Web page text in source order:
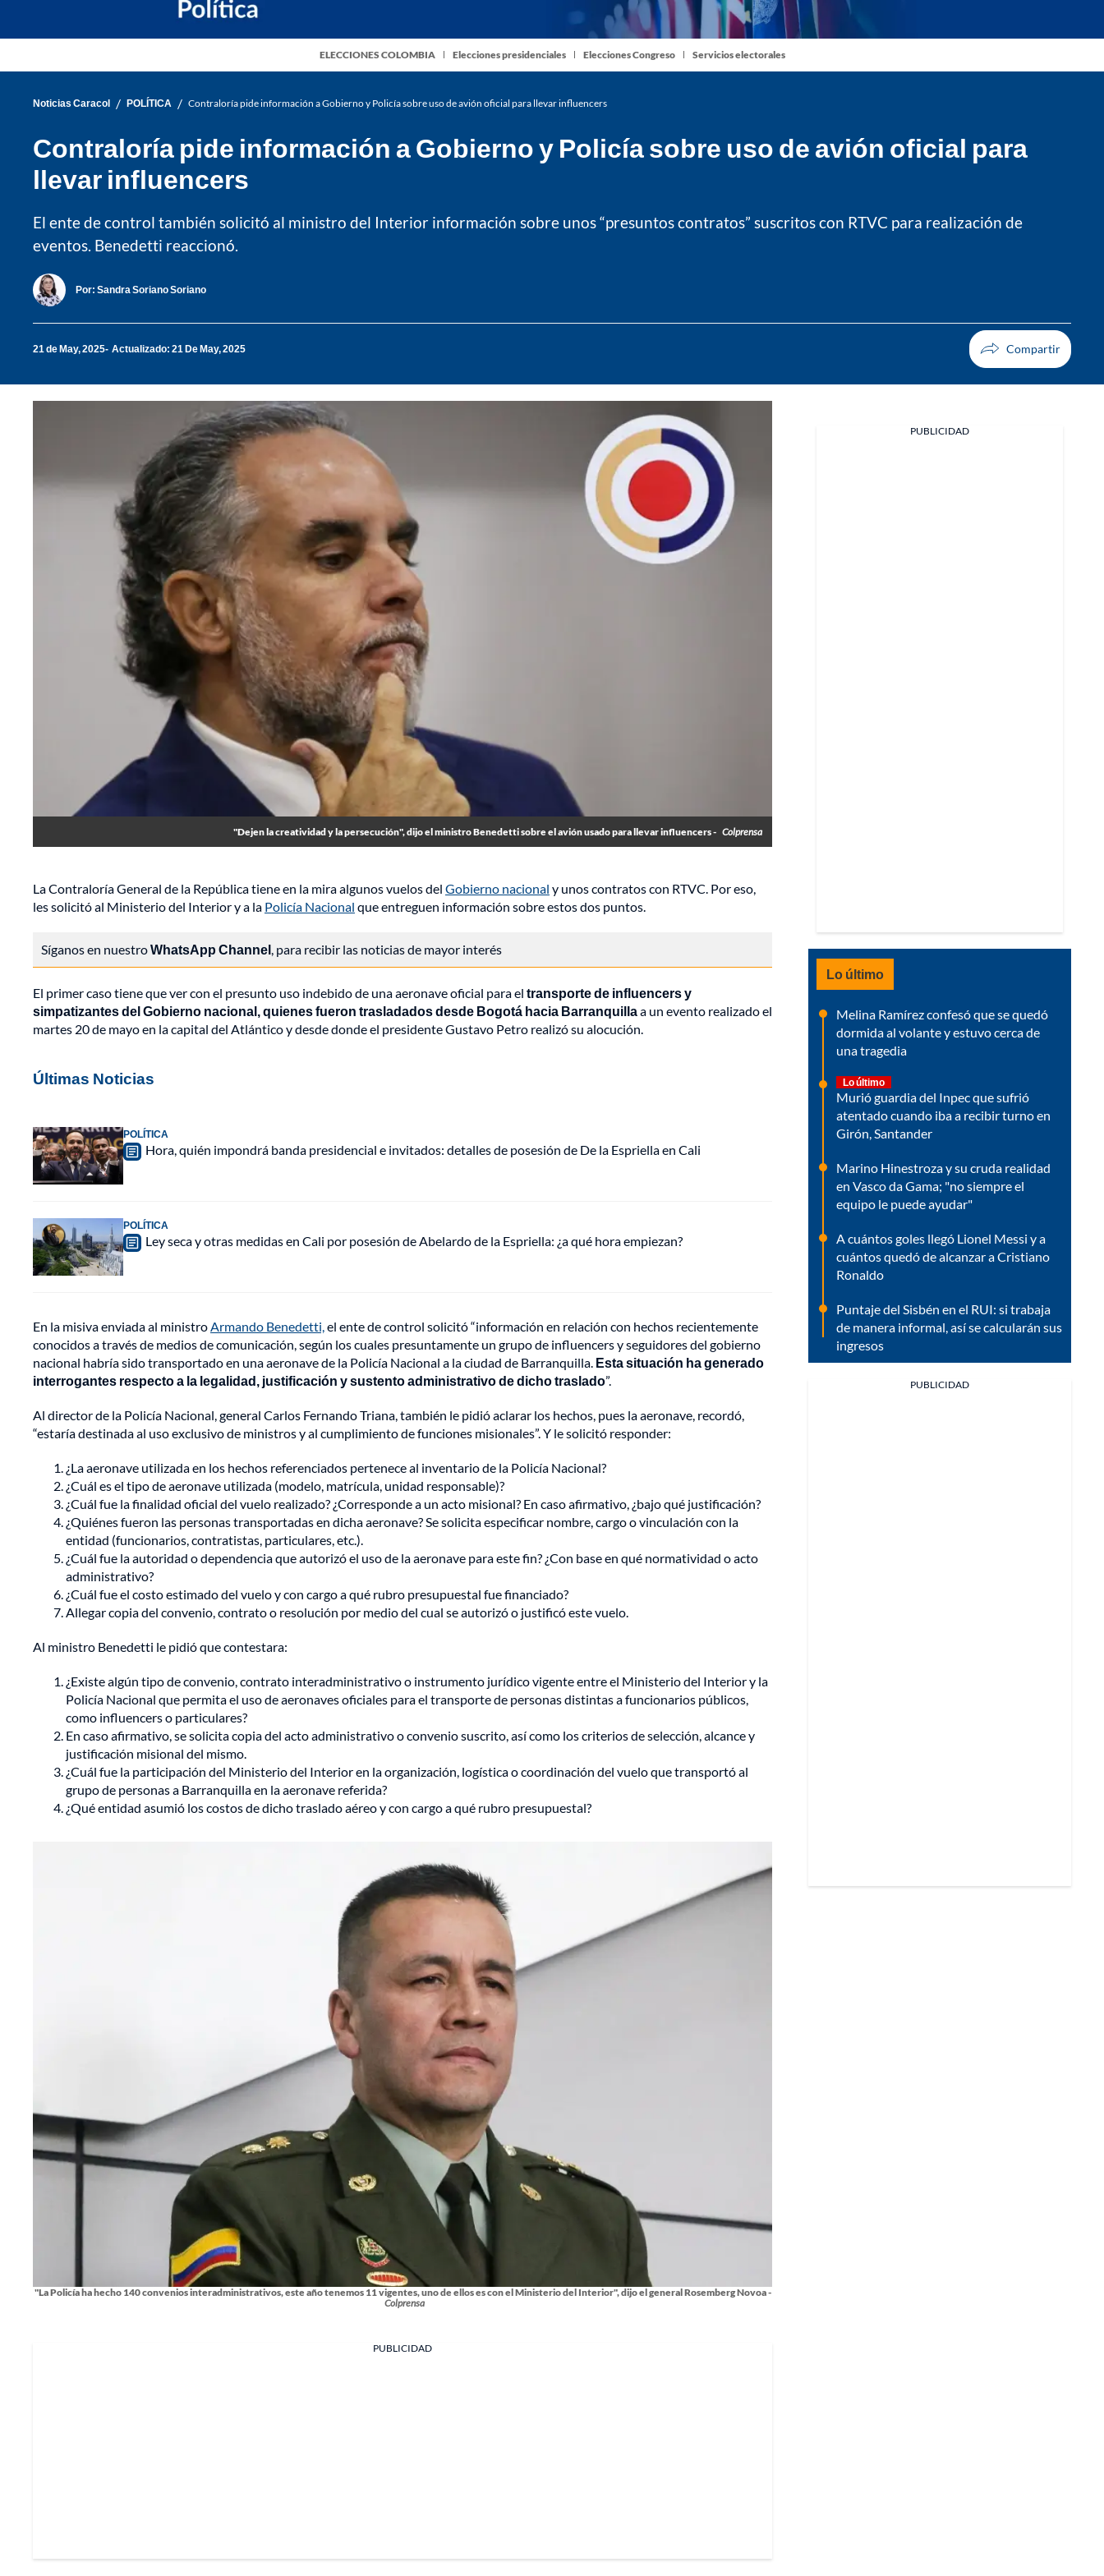
ELECCIONES COLOMBIA Elecciones presidenciales Elecciones Congreso Servicios electorales
Noticias Caracol / POLÍTICA / Contraloría pide información a Gobierno y Policía sobre uso de avión oficial para llevar influencers
Contraloría pide información a Gobierno y Policía sobre uso de avión oficial para
llevar influencers
El ente de control también solicitó al ministro del Interior información sobre unos “presuntos contratos” suscritos con RTVC para realización de
eventos. Benedetti reaccionó.
Por: Sandra Soriano Soriano
21 de May, 2025 Actualizado: 21 De May, 2025
"Dejen la creatividad y la persecución", dijo el ministro Benedetti sobre el avión usado para llevar influencers - Colprensa
La Contraloría General de la República tiene en la mira algunos vuelos del Gobierno nacional y unos contratos con RTVC. Por eso,
les solicitó al Ministerio del Interior y a la Policía Nacional que entreguen información sobre estos dos puntos.
Síganos en nuestroWhatsApp Channel, para recibir las noticias de mayor interés
El primer caso tiene que ver con el presunto uso indebido de una aeronave oficial para el transporte de influencers y
simpatizantes del Gobierno nacional, quienes fueron trasladados desde Bogotá hacia Barranquillaa un evento realizado el
martes 20 de mayo en la capital del Atlántico y desde donde el presidente Gustavo Petro realizó su alocución.
Últimas Noticias
POLÍTICA
Hora, quién impondrá banda presidencial e invitados: detalles de posesión de De la Espriella en Cali
POLÍTICA
Ley seca y otras medidas en Cali por posesión de Abelardo de la Espriella: ¿a qué hora empiezan?
En la misiva enviada al ministroArmando Benedetti,el ente de control solicitó “información en relación con hechos recientemente
conocidos a través de medios de comunicación, según los cuales presuntamente un grupo de influencers y seguidores del gobierno
nacional habría sido transportado en una aeronave de la Policía Nacional a la ciudad de Barranquilla. Esta situación ha generado
interrogantes respecto a la legalidad, justificación y sustento administrativo de dicho traslado”.
Al director de la Policía Nacional, general Carlos Fernando Triana, también le pidió aclarar los hechos, pues la aeronave, recordó,
“estaría destinada al uso exclusivo de ministros y al cumplimiento de funciones misionales”. Y le solicitó responder:
¿La aeronave utilizada en los hechos referenciados pertenece al inventario de la Policía Nacional?
¿Cuál es el tipo de aeronave utilizada (modelo, matrícula, unidad responsable)?
¿Cuál fue la finalidad oficial del vuelo realizado? ¿Corresponde a un acto misional? En caso afirmativo, ¿bajo qué justificación?
¿Quiénes fueron las personas transportadas en dicha aeronave? Se solicita especificar nombre, cargo o vinculación con la
entidad (funcionarios, contratistas, particulares, etc.).
¿Cuál fue la autoridad o dependencia que autorizó el uso de la aeronave para este fin? ¿Con base en qué normatividad o acto
administrativo?
¿Cuál fue el costo estimado del vuelo y con cargo a qué rubro presupuestal fue financiado?
Allegar copia del convenio, contrato o resolución por medio del cual se autorizó o justificó este vuelo.
Al ministro Benedetti le pidió que contestara:
¿Existe algún tipo de convenio, contrato interadministrativo o instrumento jurídico vigente entre el Ministerio del Interior y la
Policía Nacional que permita el uso de aeronaves oficiales para el transporte de personas distintas a funcionarios públicos,
como influencers o particulares?
En caso afirmativo, se solicita copia del acto administrativo o convenio suscrito, así como los criterios de selección, alcance y
justificación misional del mismo.
¿Cuál fue la participación del Ministerio del Interior en la organización, logística o coordinación del vuelo que transportó al
grupo de personas a Barranquilla en la aeronave referida?
¿Qué entidad asumió los costos de dicho traslado aéreo y con cargo a qué rubro presupuestal?
"La Policía ha hecho 140 convenios interadministrativos, este año tenemos 11 vigentes, uno de ellos es con el Ministerio del Interior", dijo el general Rosemberg Novoa -
Colprensa
PUBLICIDAD
PUBLICIDAD
Lo último
Melina Ramírez confesó que se quedó
dormida al volante y estuvo cerca de
una tragedia
Lo último
Murió guardia del Inpec que sufrió
atentado cuando iba a recibir turno en
Girón, Santander
Marino Hinestroza y su cruda realidad
en Vasco da Gama; "no siempre el
equipo le puede ayudar"
A cuántos goles llegó Lionel Messi y a
cuántos quedó de alcanzar a Cristiano
Ronaldo
Puntaje del Sisbén en el RUI: si trabaja
de manera informal, así se calcularán sus
ingresos
PUBLICIDAD